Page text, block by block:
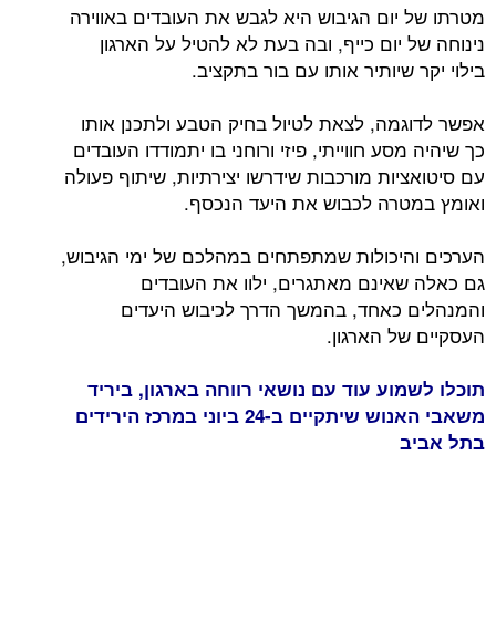
מטרתו של יום הגיבוש היא לגבש את העובדים באווירה
נינוחה של יום כייף, ובה בעת לא להטיל על הארגון
בילוי יקר שיותיר אותו עם בור בתקציב.
אפשר לדוגמה, לצאת לטיול בחיק הטבע ולתכנן אותו
כך שיהיה מסע חווייתי, פיזי ורוחני בו יתמודדו העובדים
עם סיטואציות מורכבות שידרשו יצירתיות, שיתוף פעולה
ואומץ במטרה לכבוש את היעד הנכסף.
הערכים והיכולות שמתפתחים במהלכם של ימי הגיבוש,
גם כאלה שאינם מאתגרים, ילוו את העובדים
והמנהלים כאחד, בהמשך הדרך לכיבוש היעדים
העסקיים של הארגון.
תוכלו לשמוע עוד עם נושאי רווחה בארגון, ביריד
משאבי האנוש שיתקיים ב-24 ביוני במרכז הירידים
בתל אביב